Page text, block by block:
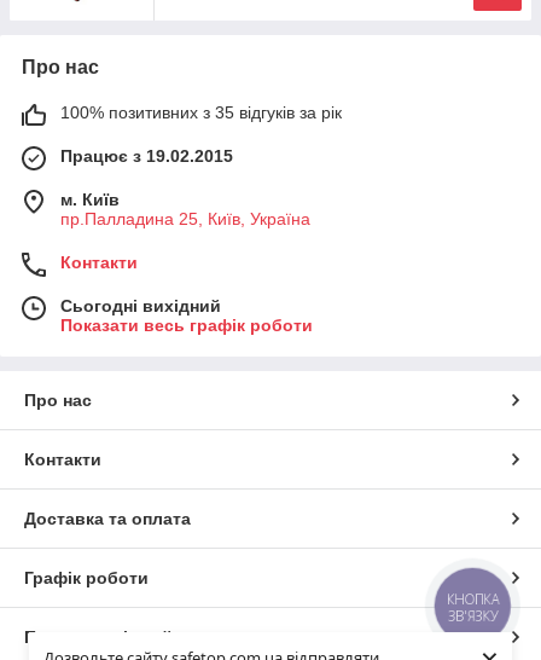
Про нас
100% позитивних з 35 відгуків за рік
Працює з 19.02.2015
м. Київ
пр.Палладина 25, Київ, Україна
Контакти
Сьогодні вихідний
Показати весь графік роботи
Про нас
Контакти
Доставка та оплата
Графік роботи
Повна версія сайту
КНОПКА
ЗВ'ЯЗКУ